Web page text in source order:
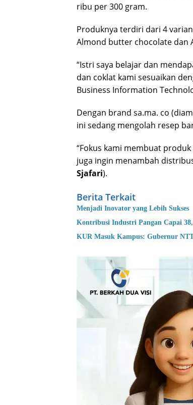
ribu per 300 gram.
Produknya terdiri dari 4
Almond butter chocolate dan
“Istri saya belajar dan
dan coklat kami sesuaikan
Business Information
Dengan brand sa.ma. co
ini sedang mengolah resep
“Fokus kami membuat
juga ingin menambah
Sjafari).
Berita Terkait
Menjadi Inovator yang Lebih Sukses
Kontribusi Industri Pangan Capai
KUR Masuk Kampus: Gubernur